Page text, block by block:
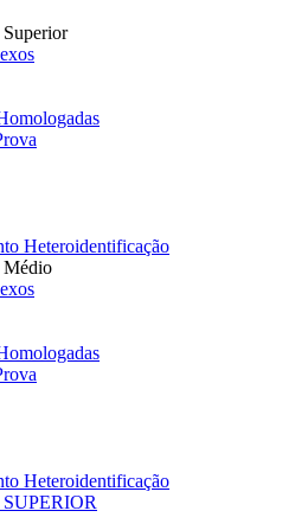
Heteroidentificação
Médio
Heteroidentificação